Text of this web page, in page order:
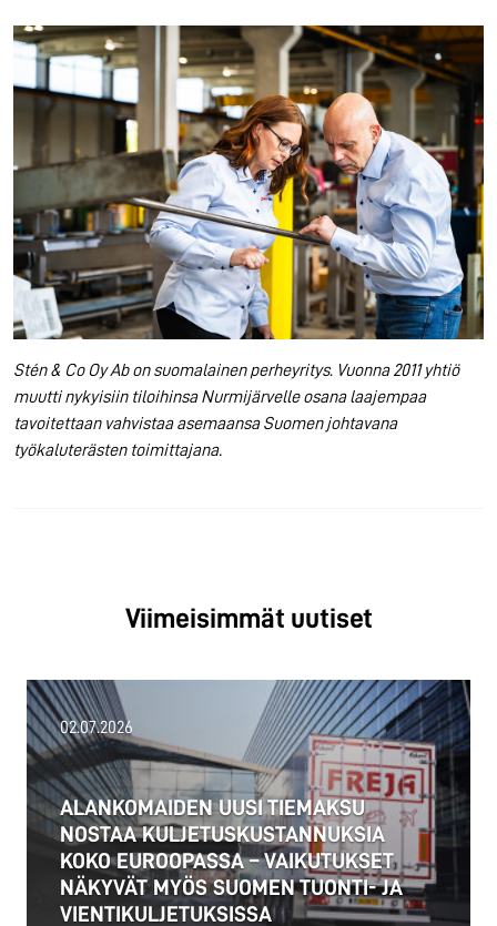
Stén & Co Oy Ab on suomalainen perheyritys. Vuonna 2011 yhtiö
muutti nykyisiin tiloihinsa Nurmijärvelle osana laajempaa
tavoitettaan vahvistaa asemaansa Suomen johtavana
työkaluterästen toimittajana.
Viimeisimmät uutiset
02.07.2026
ALANKOMAIDEN UUSI TIEMAKSU
NOSTAA KULJETUSKUSTANNUKSIA
KOKO EUROOPASSA – VAIKUTUKSET
NÄKYVÄT MYÖS SUOMEN TUONTI- JA
VIENTIKULJETUKSISSA